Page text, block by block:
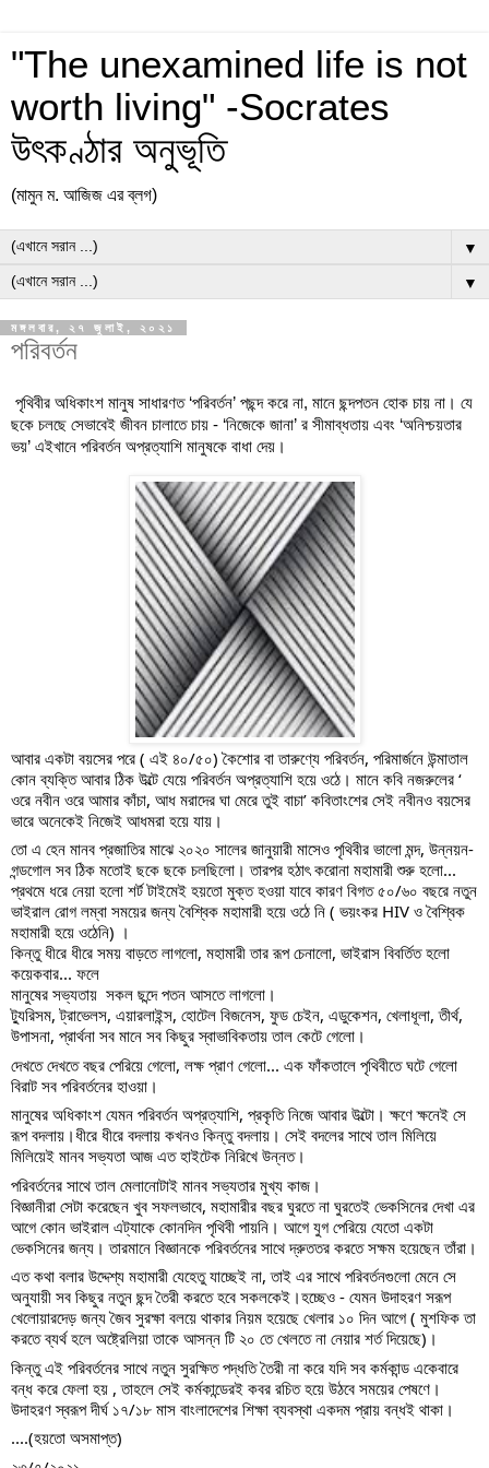
"The unexamined life is not
worth living" -Socrates
উৎকণ্ঠার অনুভূতি
(মামুন ম. আজিজ এর ব্লগ)
▼
▼
মঙ্গলবার, ২৭ জুলাই, ২০২১
পরিবর্তন
পৃথিবীর অধিকাংশ মানুষ সাধারণত ‘পরিবর্তন’ পছন্দ করে না, মানে ছন্দপতন হোক চায় না। যে
ছকে চলছে সেভাবেই জীবন চালাতে চায় - ‘নিজেকে জানা’ র সীমাব্ধতায় এবং ‘অনিশ্চয়তার
ভয়’ এইখানে পরিবর্তন অপ্রত্যাশি মানুষকে বাধা দেয়।
আবার একটা বয়সের পরে ( এই ৪০/৫০) কৈশোর বা তারুণ্যে পরিবর্তন, পরিমার্জনে উন্মাতাল
কোন ব্যক্তি আবার ঠিক উল্টে যেয়ে পরিবর্তন অপ্রত্যাশি হয়ে ওঠে। মানে কবি নজরুলের ‘
ওরে নবীন ওরে আমার কাঁচা, আধ মরাদের ঘা মেরে তুই বাচা’ কবিতাংশের সেই নবীনও বয়সের
ভারে অনেকেই নিজেই আধমরা হয়ে যায়।
তো এ হেন মানব প্রজাতির মাঝে ২০২০ সালের জানুয়ারী মাসেও পৃথিবীর ভালো মন্দ, উন্নয়ন-
গন্ডগোল সব ঠিক মতোই ছকে ছকে চলছিলো। তারপর হঠাৎ করোনা মহামারী শুরু হলো...
প্রথমে ধরে নেয়া হলো শর্ট টাইমেই হয়তো মুক্ত হওয়া যাবে কারণ বিগত ৫০/৬০ বছরে নতুন
ভাইরাল রোগ লম্বা সময়ের জন্য বৈশ্বিক মহামারী হয়ে ওঠে নি ( ভয়ংকর HIV ও বৈশ্বিক
মহামারী হয়ে ওঠেনি) ।
কিন্তু ধীরে ধীরে সময় বাড়তে লাগলো, মহামারী তার রূপ চেনালো, ভাইরাস বিবর্তিত হলো
কয়েকবার... ফলে
মানুষের সভ্যতায়  সকল ছন্দে পতন আসতে লাগলো।
ট্যুরিসম, ট্রাভেলস, এয়ারলাইন্স, হোটেল বিজনেস, ফুড চেইন, এডুকেশন, খেলাধূলা, তীর্থ,
উপাসনা, প্রার্থনা সব মানে সব কিছুর স্বাভাবিকতায় তাল কেটে গেলো।
দেখতে দেখতে বছর পেরিয়ে গেলো, লক্ষ প্রাণ গেলো... এক ফাঁকতালে পৃথিবীতে ঘটে গেলো
বিরাট সব পরিবর্তনের হাওয়া।
মানুষের অধিকাংশ যেমন পরিবর্তন অপ্রত্যাশি, প্রকৃতি নিজে আবার উল্টো। ক্ষণে ক্ষনেই সে
রূপ বদলায়।ধীরে ধীরে বদলায় কখনও কিন্তু বদলায়। সেই বদলের সাথে তাল মিলিয়ে
মিলিয়েই মানব সভ্যতা আজ এত হাইটেক নিরিখে উন্নত।
পরিবর্তনের সাথে তাল মেলানোটাই মানব সভ্যতার মুখ্য কাজ।
বিজ্ঞানীরা সেটা করেছেন খুব সফলভাবে, মহামারীর বছর ঘুরতে না ঘুরতেই ভেকসিনের দেখা এর
আগে কোন ভাইরাল এট্যাকে কোনদিন পৃথিবী পায়নি। আগে যুগ পেরিয়ে যেতো একটা
ভেকসিনের জন্য। তারমানে বিজ্ঞানকে পরিবর্তনের সাথে দ্রুততর করতে সক্ষম হয়েছেন তাঁরা।
এত কথা বলার উদ্দেশ্য মহামারী যেহেতু যাচ্ছেই না, তাই এর সাথে পরিবর্তনগুলো মেনে সে
অনুযায়ী সব কিছুর নতুন ছন্দ তৈরী করতে হবে সকলকেই।হচ্ছেও - যেমন উদাহরণ সরূপ
খেলোয়ারদেড় জন্য জৈব সুরক্ষা বলয়ে থাকার নিয়ম হয়েছে খেলার ১০ দিন আগে ( মুশফিক তা
করতে ব্যর্থ হলে অষ্ট্রেলিয়া তাকে আসন্ন টি ২০ তে খেলতে না নেয়ার শর্ত দিয়েছে)।
কিন্তু এই পরিবর্তনের সাথে নতুন সুরক্ষিত পদ্ধতি তৈরী না করে যদি সব কর্মকান্ড একেবারে
বন্ধ করে ফেলা হয় , তাহলে সেই কর্মকান্ডেরই কবর রচিত হয়ে উঠবে সময়ের পেষণে।
উদাহরণ স্বরূপ দীর্ঘ ১৭/১৮ মাস বাংলাদেশের শিক্ষা ব্যবস্থা একদম প্রায় বন্ধই থাকা।
....(হয়তো অসমাপ্ত)